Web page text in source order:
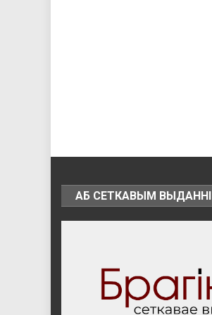
АБ СЕТКАВЫМ ВЫДАННІ